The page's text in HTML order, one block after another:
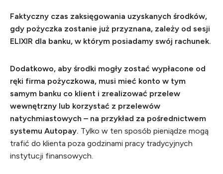
Faktyczny czas zaksięgowania uzyskanych środków,
gdy pożyczka zostanie już przyznana, zależy od sesji
ELIXIR dla banku, w którym posiadamy swój rachunek.
Dodatkowo, aby środki mogły zostać wypłacone od
ręki firma pożyczkowa, musi mieć konto w tym
samym banku co klient i zrealizować przelew
wewnętrzny lub korzystać z przelewów
natychmiastowych – na przykład za pośrednictwem
systemu Autopay. Tylko w ten sposób pieniądze mogą
trafić do klienta poza godzinami pracy tradycyjnych
instytucji finansowych.